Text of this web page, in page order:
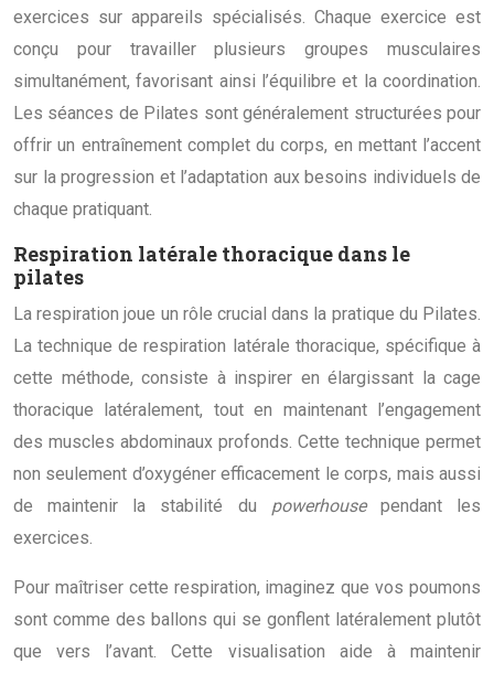
exercices sur appareils spécialisés. Chaque exercice est
conçu pour travailler plusieurs groupes musculaires
simultanément, favorisant ainsi l’équilibre et la coordination.
Les séances de Pilates sont généralement structurées pour
offrir un entraînement complet du corps, en mettant l’accent
sur la progression et l’adaptation aux besoins individuels de
chaque pratiquant.
Respiration latérale thoracique dans le
pilates
La respiration joue un rôle crucial dans la pratique du Pilates.
La technique de respiration latérale thoracique, spécifique à
cette méthode, consiste à inspirer en élargissant la cage
thoracique latéralement, tout en maintenant l’engagement
des muscles abdominaux profonds. Cette technique permet
non seulement d’oxygéner efficacement le corps, mais aussi
de maintenir la stabilité du powerhouse pendant les
exercices.
Pour maîtriser cette respiration, imaginez que vos poumons
sont comme des ballons qui se gonflent latéralement plutôt
que vers l’avant. Cette visualisation aide à maintenir